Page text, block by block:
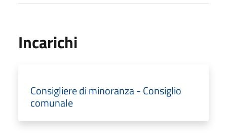
Incarichi
Consigliere di minoranza - Consiglio
comunale